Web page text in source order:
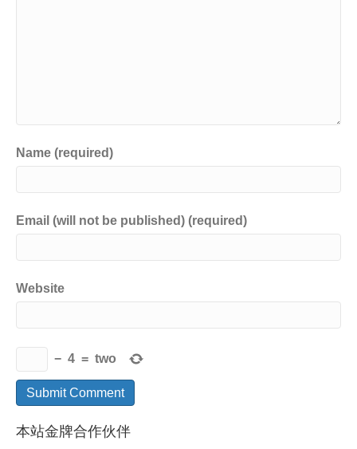
Name (required)
Email (will not be published) (required)
Website
− 4 = two
本站金牌合作伙伴